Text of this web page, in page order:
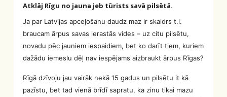
Atklāj Rīgu no jauna jeb tūrists savā pilsētā.
Ja par Latvijas apceļošanu daudz maz ir skaidrs t.i.
braucam ārpus savas ierastās vides – uz citu pilsētu,
novadu pēc jauniem iespaidiem, bet ko darīt tiem, kuriem
dažādu iemeslu dēļ nav iespējams aizbraukt ārpus Rīgas?
Rīgā dzīvoju jau vairāk nekā 15 gadus un pilsētu it kā
pazīstu, bet tad vienā brīdī sapratu, ka zinu tikai mazu